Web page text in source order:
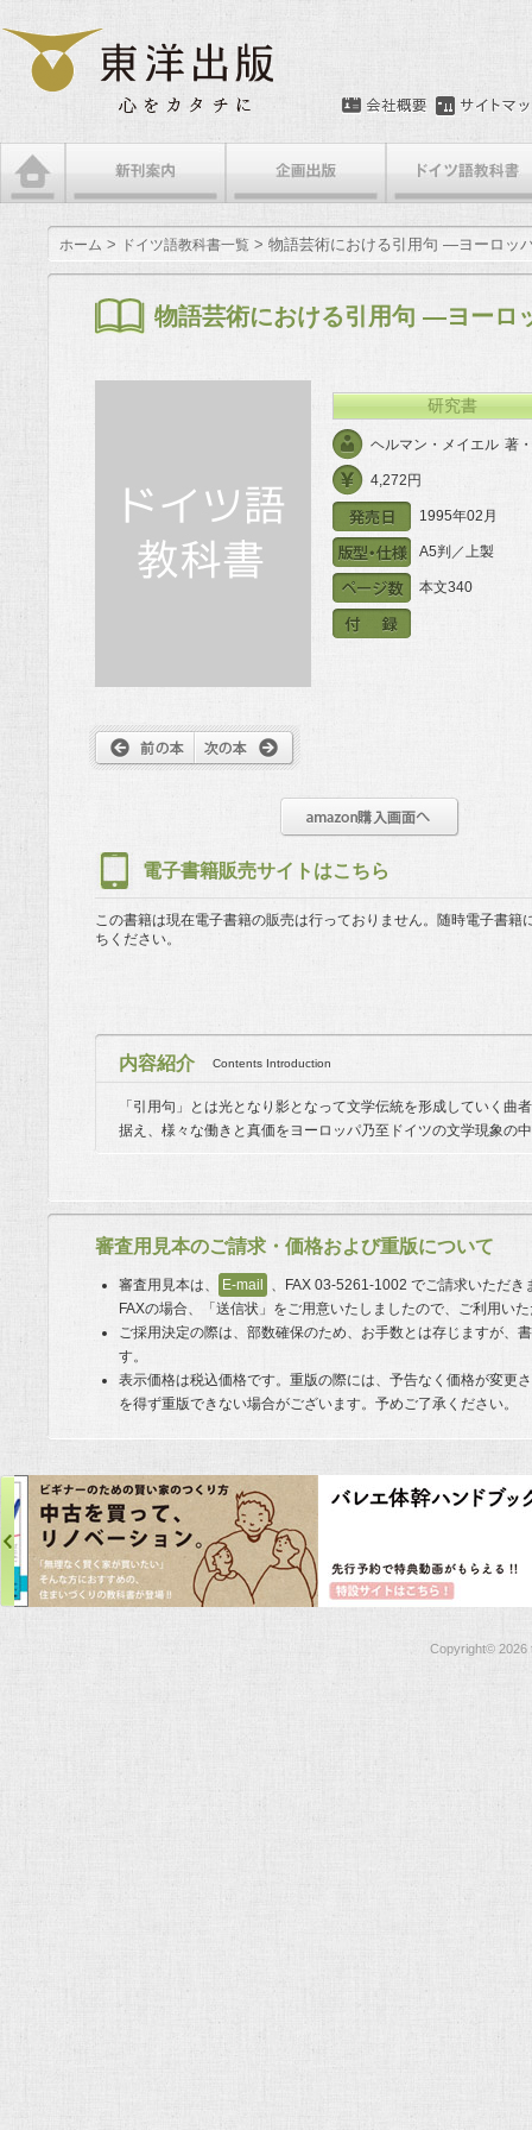
メインメニュー
メインコンテンツへ移動
サブコンテンツへ移動
ホーム > ドイツ語教科書一覧 > 物語芸術における引用句 —ヨーロッ
物語芸術における引用句 —ヨーロ
研究書
4,272円
ヘルマン・メイエル 著
1995年02月
A5判／上製
本文340
電子書籍販売サイトはこちら
この書籍は現在電子書籍の販売は行っておりません。 随時電子書籍
ちください。
内容紹介 Contents Introduction
「引用句」とは光となり影となって文学伝統を形成していく曲
据え、様々な働きと真価をヨーロッパ乃至ドイツの文学現象の
審査用見本のご請求・価格および重版について
審査用見本は、 E-mail
、FAX 03-5261-1002 でご請求いただき
FAXの場合、「送信状」をご用意いたしましたので、ご利用い
ご採用決定の際は、部数確保のため、お手数とは存じますが、
す。
表示価格は税込価格です。重版の際には、予告なく価格が変更
を得ず重版できない場合がございます。予めご了承ください。
Copyright© 2026